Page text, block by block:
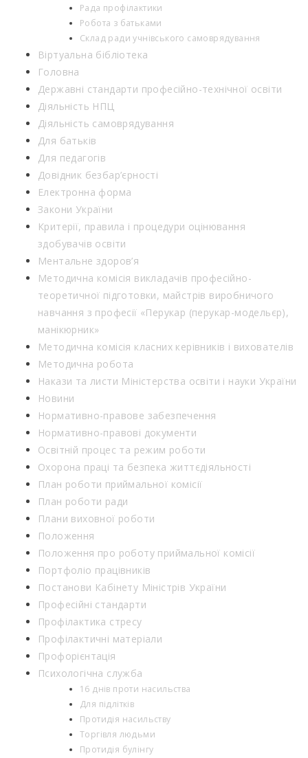
Рада профілактики
Робота з батьками
Склад ради учнівського самоврядування
Віртуальна бібліотека
Головна
Державні стандарти професійно-технічної освіти
Діяльність НПЦ
Діяльність самоврядування
Для батьків
Для педагогів
Довідник безбар’єрності
Електронна форма
Закони України
Критерії, правила і процедури оцінювання
здобувачів освіти
Ментальне здоров’я
Методична комісія викладачів професійно-
теоретичної підготовки, майстрів виробничого
навчання з професії «Перукар (перукар-модельєр),
манікюрник»
Методична комісія класних керівників і вихователів
Методична робота
Накази та листи Міністерства освіти і науки України
Новини
Нормативно-правове забезпечення
Нормативно-правові документи
Освітній процес та режим роботи
Охорона праці та безпека життєдіяльності
План роботи приймальної комісії
План роботи ради
Плани виховної роботи
Положення
Положення про роботу приймальної комісії
Портфоліо працівників
Постанови Кабінету Міністрів України
Професійні стандарти
Профілактика стресу
Профілактичні матеріали
Профорієнтація
Психологічна служба
16 днів проти насильства
Для підлітків
Протидія насильству
Торгівля людьми
Протидія булінгу